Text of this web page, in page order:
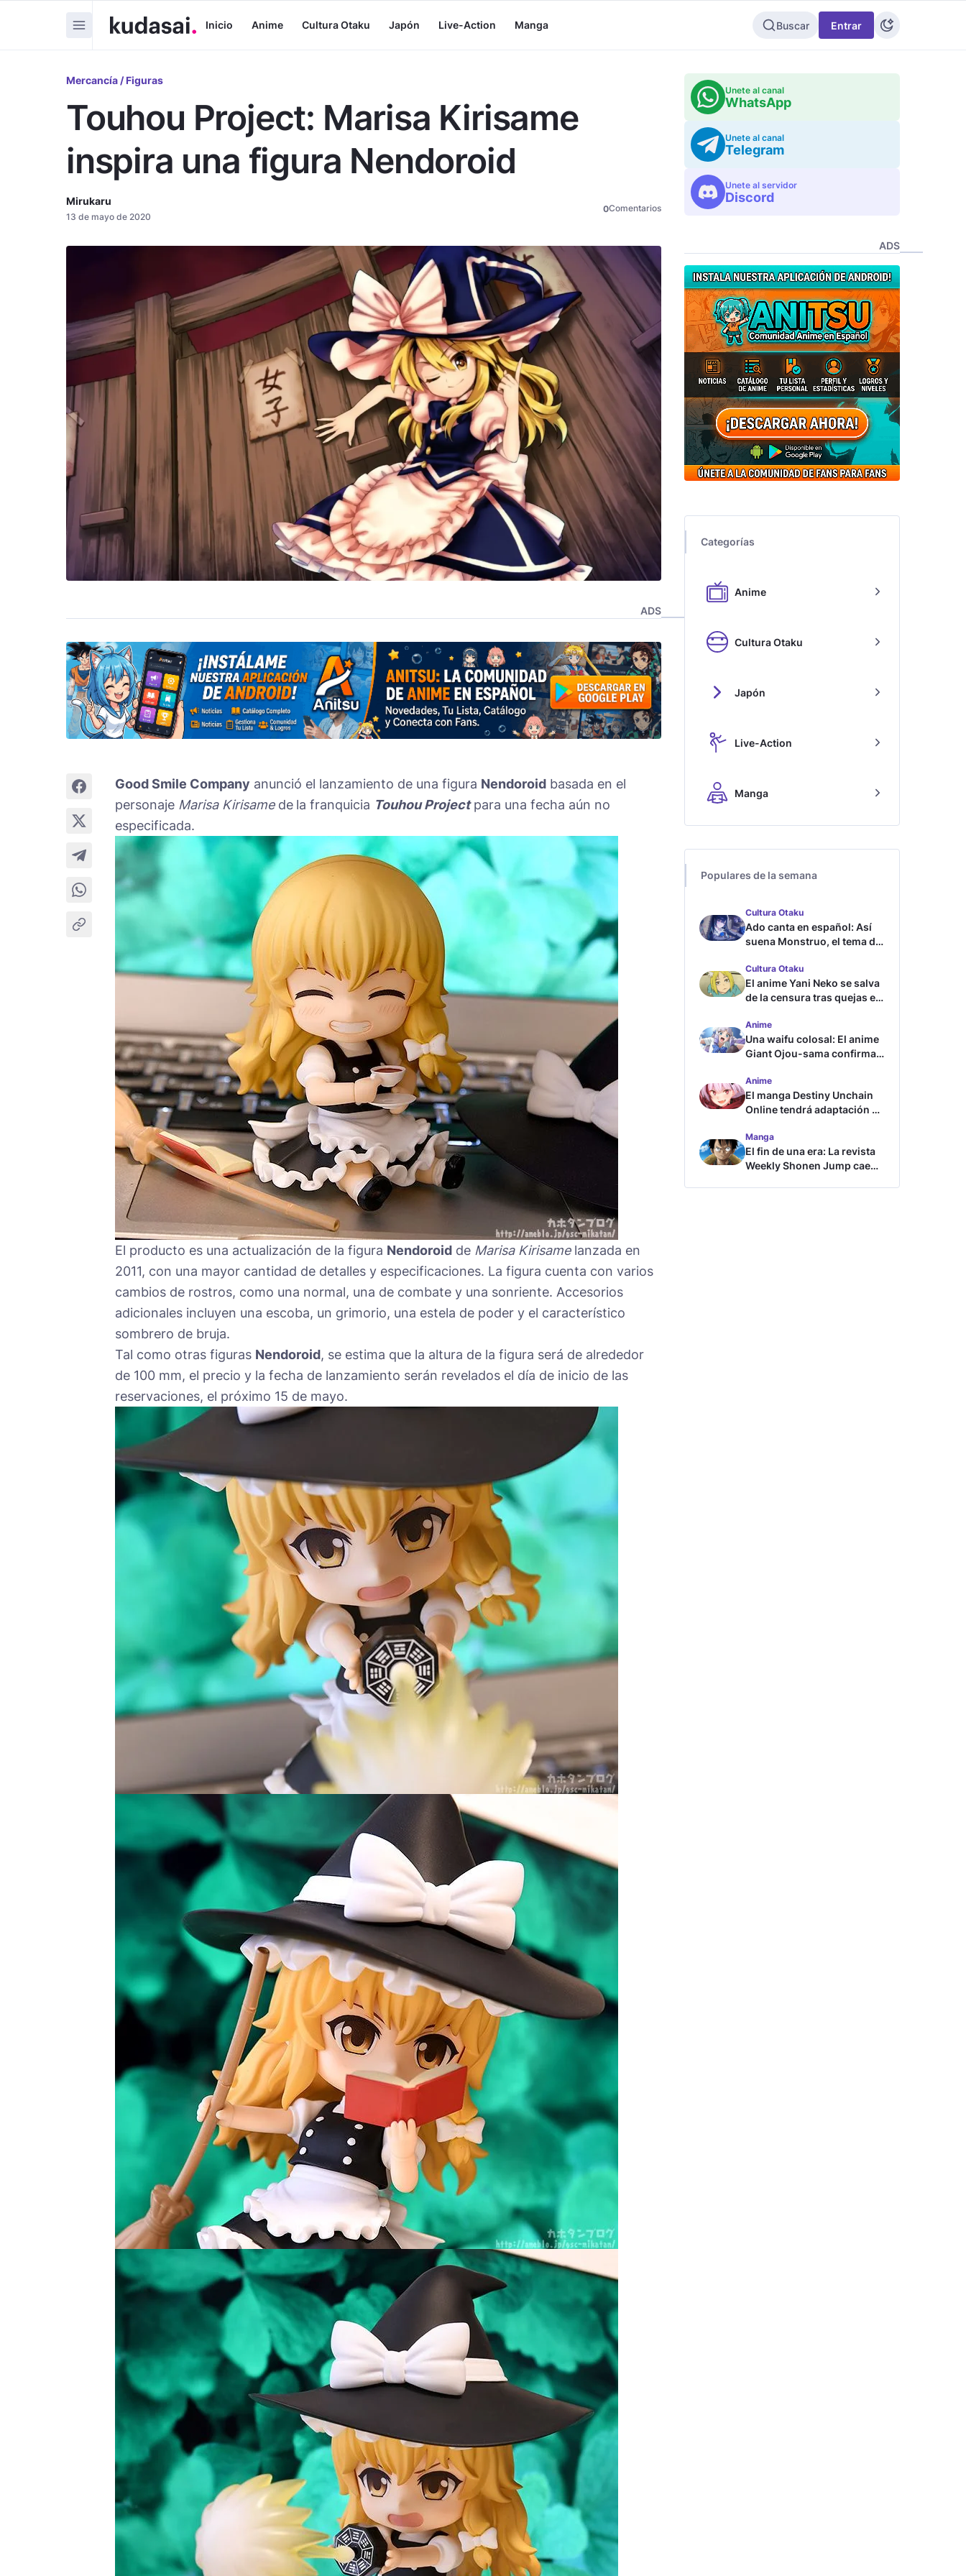
Inicio Anime Cultura Otaku Japón Live-Action Manga Buscar Entrar
Mercancía / Figuras
Touhou Project: Marisa Kirisame
inspira una figura Nendoroid
Mirukaru
13 de mayo de 2020
0Comentarios
ADS
Good Smile Company anunció el lanzamiento de una figura Nendoroid basada en el
personaje Marisa Kirisamede la franquicia Touhou Projectpara una fecha aún no
especificada.
El producto es una actualización de la figura Nendoroid de Marisa Kirisamelanzada en
2011, con una mayor cantidad de detalles y especificaciones. La figura cuenta con varios
cambios de rostros, como una normal, una de combate y una sonriente. Accesorios
adicionales incluyen una escoba, un grimorio, una estela de poder y el característico
sombrero de bruja.
Tal como otras figuras Nendoroid, se estima que la altura de la figura será de alrededor
de 100 mm, el precio y la fecha de lanzamiento serán revelados el día de inicio de las
reservaciones, el próximo 15 de mayo.
Unete al canal
WhatsApp
Unete al canal
Telegram
Unete al servidor
Discord
ADS
Categorías
Anime
Cultura Otaku
Japón
Live-Action
Manga
Populares de la semana
Cultura Otaku
Ado canta en español: Así
suena Monstruo, el tema de
Cultura Otaku
El anime Yani Neko se salva
de la censura tras quejas en
Anime
Una waifu colosal: El anime
Giant Ojou-sama confirma
Anime
El manga Destiny Unchain
Online tendrá adaptación al
Manga
El fin de una era: La revista
Weekly Shonen Jump cae